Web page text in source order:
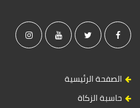
الصفحة الرئيسية
حاسبة الزكاة